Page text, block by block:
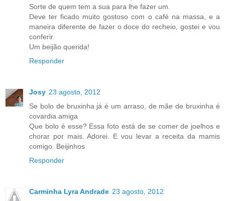
Sorte de quem tem a sua para lhe fazer um.
Deve ter ficado muito gostoso com o café na massa, e a
maneira diferente de fazer o doce do recheio, gostei e vou
conferir.
Um beijão querida!
Responder
Josy 23 agosto, 2012
Se bolo de bruxinha já é um arraso, de mãe de bruxinha é
covardia amiga
Que bolo é esse? Essa foto está de se comer de joelhos e
chorar por mais. Adorei. E vou levar a receita da mamis
comigo. Beijinhos
Responder
Carminha Lyra Andrade 23 agosto, 2012